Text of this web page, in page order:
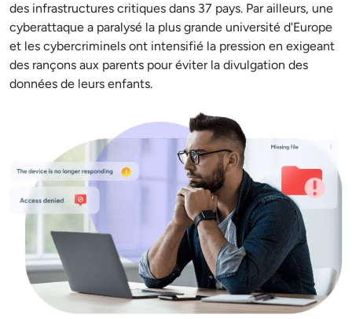
des infrastructures critiques dans 37 pays. Par ailleurs, une
cyberattaque a paralysé la plus grande université d'Europe
et les cybercriminels ont intensifié la pression en exigeant
des rançons aux parents pour éviter la divulgation des
données de leurs enfants.